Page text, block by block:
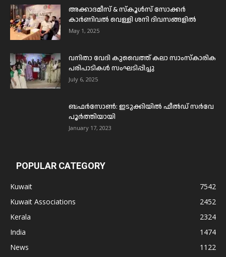
അക്കാദമീസ് & സ്കൂൾസ് സോക്കർ
കാർണിവൽ വെള്ളി ശനി ദിവസങ്ങളിൽ
May 1, 2025
വനിതാ വേദി കുവൈത്ത് കലാ സാംസ്കാരിക
പരിപാടികൾ സംഘടിപ്പിച്ചു
July 6, 2025
ബഫര്‍സോണ്‍: ഇടുക്കിയില്‍ ഫീല്‍ഡ് സര്‍വേ
പൂര്‍ത്തിയായി
January 17, 2023
POPULAR CATEGORY
Kuwait
7542
Kuwait Associations
2452
Kerala
2324
India
1474
News
1122